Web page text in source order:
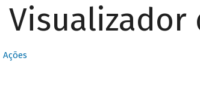
Visualizador
Ações